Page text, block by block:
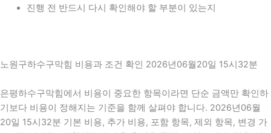
진행 전 반드시 다시 확인해야 할 부분이 있는지
노원구하수구막힘 비용과 조건 확인 2026년06월20일 15시32분
은평하수구막힘에서 비용이 중요한 항목이라면 단순 금액만 확인하
기보다 비용이 정해지는 기준을 함께 살펴야 합니다. 2026년06월
20일 15시32분 기본 비용, 추가 비용, 포함 항목, 제외 항목, 변경 가